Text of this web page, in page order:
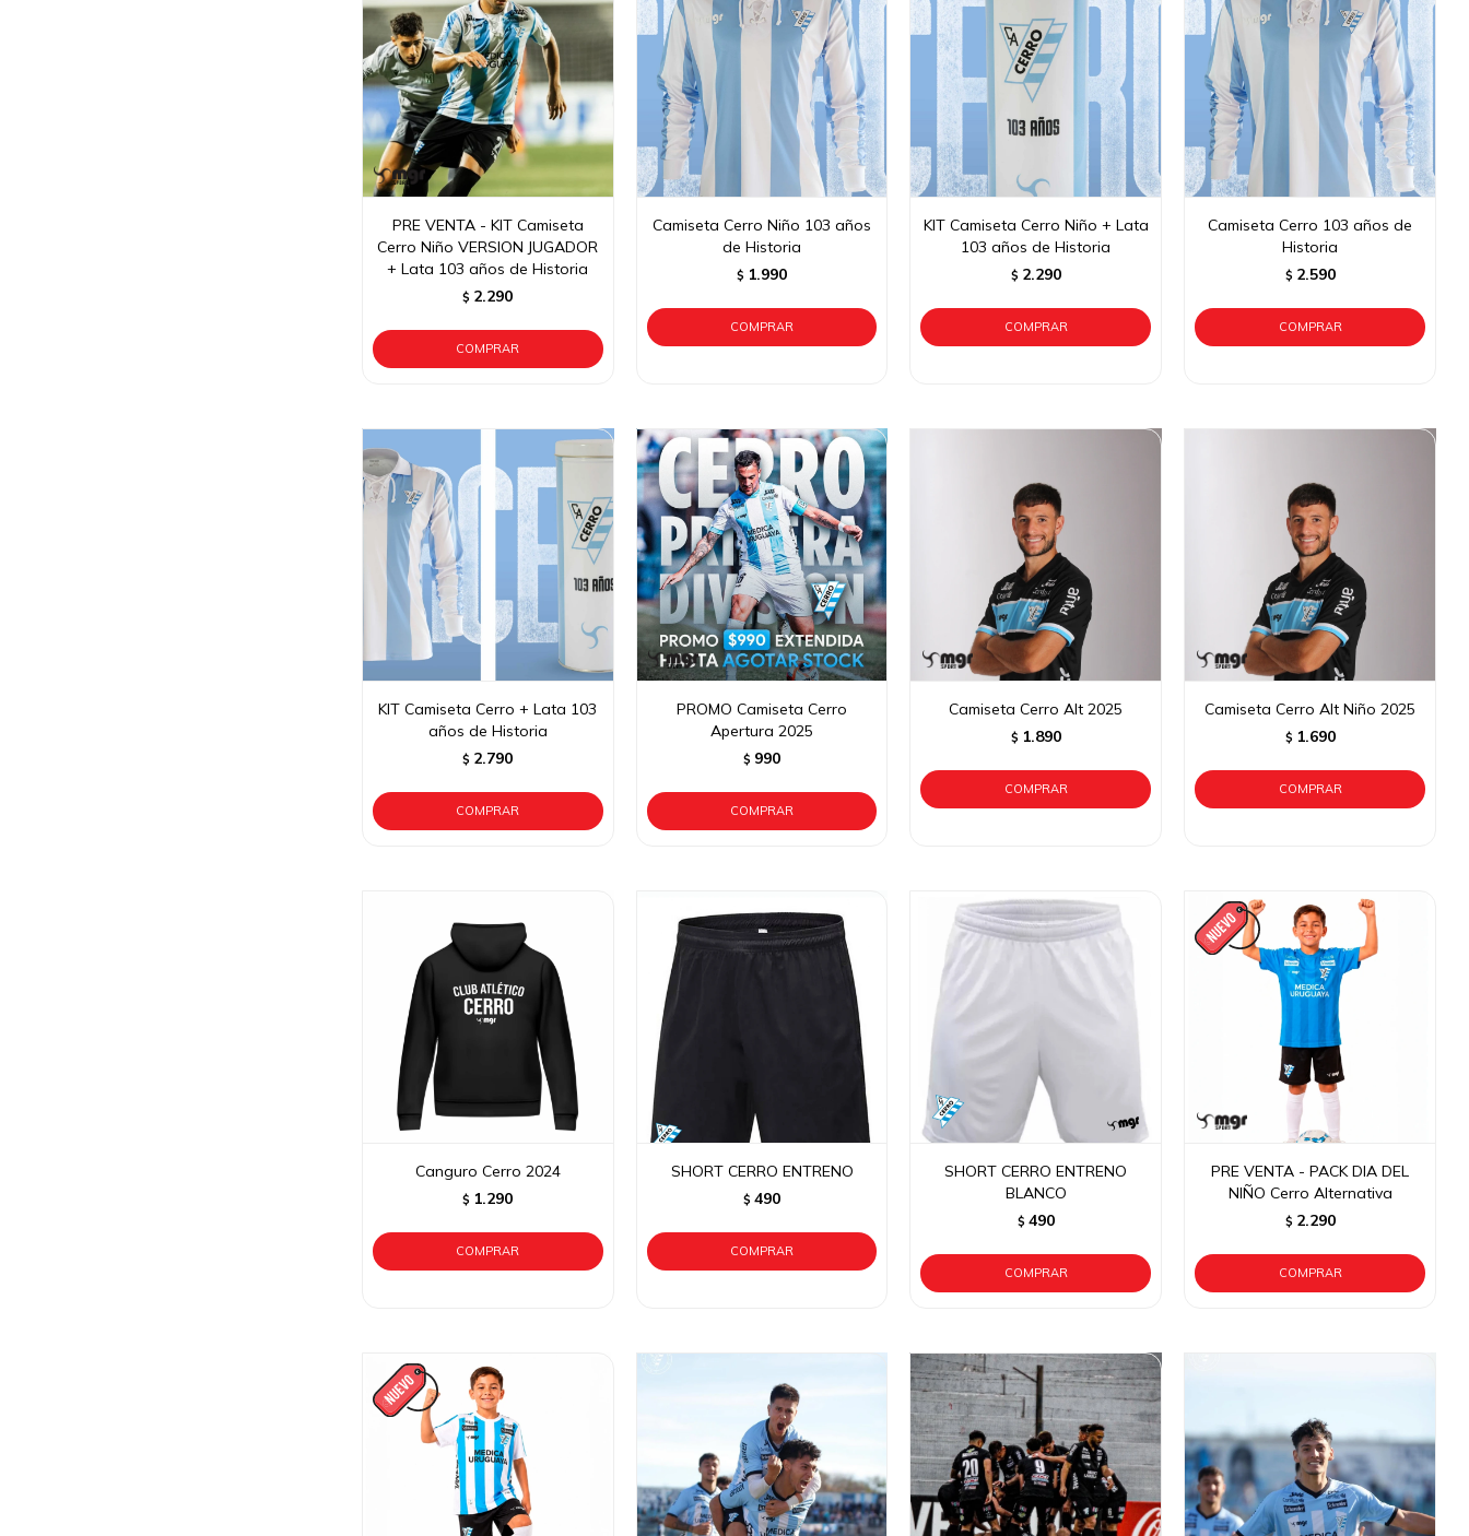
PRE VENTA - KIT Camiseta
Cerro Niño VERSION JUGADOR
+ Lata 103 años de Historia
$ 2.290
Camiseta Cerro Niño 103 años
de Historia
$ 1.990
KIT Camiseta Cerro Niño + Lata
103 años de Historia
$ 2.290
Camiseta Cerro 103 años de
Historia
$ 2.590
KIT Camiseta Cerro + Lata 103
años de Historia
$ 2.790
PROMO Camiseta Cerro
Apertura 2025
$ 990
Camiseta Cerro Alt 2025
$ 1.890
Camiseta Cerro Alt Niño 2025
$ 1.690
Canguro Cerro 2024
$ 1.290
SHORT CERRO ENTRENO
$ 490
SHORT CERRO ENTRENO
BLANCO
$ 490
PRE VENTA - PACK DIA DEL
NIÑO Cerro Alternativa
$ 2.290